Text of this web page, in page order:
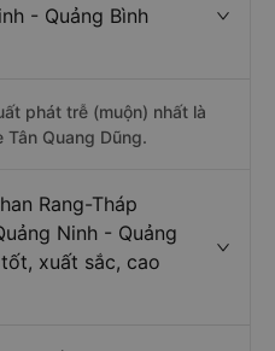
- Quảng Bình
phát trễ (muộn) nhất là
Quang Dũng.
Rang-Tháp
Ninh - Quảng
xuất sắc, cao